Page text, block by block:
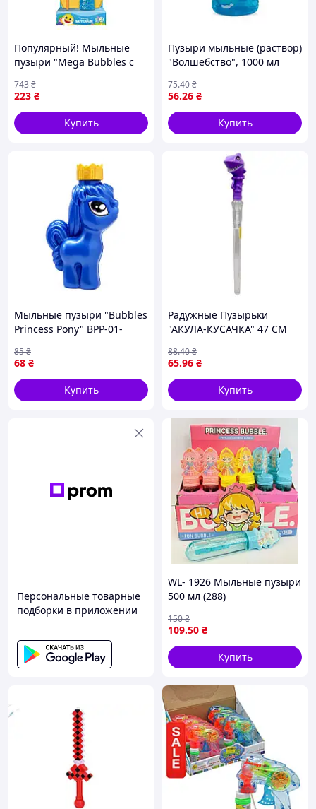
Популярный! Мыльные
пузыри "Mega Bubbles с
200515 объем 450 мл -
Лучшее качество только
на Nukleon.com.ua
223 ₴
743₴
Купить
Пузыри мыльные (раствор)
"Волшебство", 1000 мл
56.26 ₴
75.40₴
Купить
Мыльные пузыри "Bubbles
Princess Pony" BPP-01-
impulse
68 ₴
85₴
Купить
Радужные Пузырьки
"АКУЛА-КУСАЧКА" 47 СМ
65.96 ₴
88.40₴
Купить
Персональные товарные
подборки в приложении
WL- 1926 Мыльные пузыри
500 мл (288)
109.50 ₴
150₴
Купить